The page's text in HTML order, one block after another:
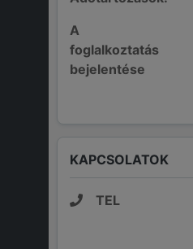
A
foglalkoztatás
bejelentése
KAPCSOLATOK
TEL